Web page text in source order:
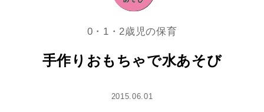
0・1・2歳児の保育
手作りおもちゃで水あそび
2015.06.01